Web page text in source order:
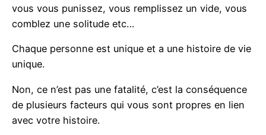
vous vous punissez, vous remplissez un vide, vous
comblez une solitude etc…
Chaque personne est unique et a une histoire de vie
unique.
Non, ce n’est pas une fatalité, c’est la conséquence
de plusieurs facteurs qui vous sont propres en lien
avec votre histoire.